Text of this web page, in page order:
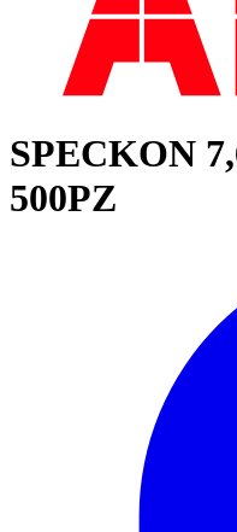
SPECKON
500PZ